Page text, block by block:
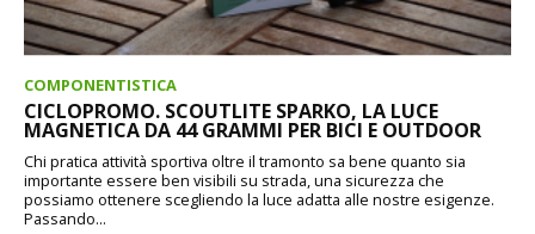
COMPONENTISTICA
CICLOPROMO. SCOUTLITE SPARKO, LA LUCE
MAGNETICA DA 44 GRAMMI PER BICI E OUTDOOR
Chi pratica attività sportiva oltre il tramonto sa bene quanto sia
importante essere ben visibili su strada, una sicurezza che
possiamo ottenere scegliendo la luce adatta alle nostre esigenze.
Passando...